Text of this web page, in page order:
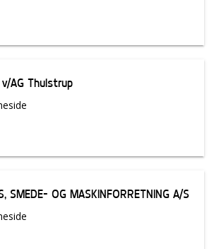
AG Thulstrup
SMEDE- OG MASKINFORRETNING A/S